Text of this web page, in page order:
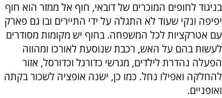
בניגוד לחופים המוכרים של דובאי, חוף אל ממזר הוא חוף
יפיפה ונקי שעוד לא התגלה על ידי התיירים ובו גם פארק
עם אטרקציות לכל המשפחה. בחוף יש מקומות מסודרים
לעשות בהם על האש, רכבת שנוסעת לאורכו ומהווה
הפעלה נהדרת לילדים, מגרשי כדורגל וכדורסל, אזור
להחלקה ואפילו נחל. כמו כן, ישנה אופציה לשכור בקתה
ואופניים.